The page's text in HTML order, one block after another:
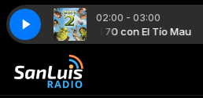
02:00 - 03:00
Vinyl 70 con El Tío Mau
Lipps Inc. - Funkytown